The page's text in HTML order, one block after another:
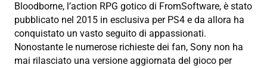
Bloodborne, l’action RPG gotico di FromSoftware, è stato
pubblicato nel 2015 in esclusiva per PS4 e da allora ha
conquistato un vasto seguito di appassionati.
Nonostante le numerose richieste dei fan, Sony non ha
mai rilasciato una versione aggiornata del gioco per